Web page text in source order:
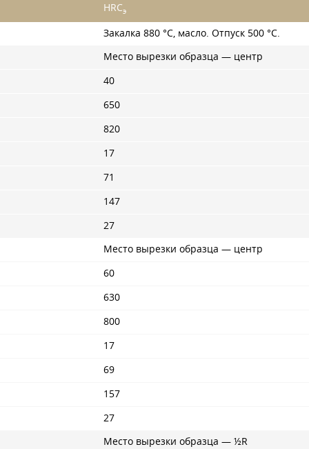
HRCэ
Закалка 880 °C, масло. Отпуск 500 °C.
Место вырезки образца — центр
40
650
820
17
71
147
27
Место вырезки образца — центр
60
630
800
17
69
157
27
Место вырезки образца — ½R